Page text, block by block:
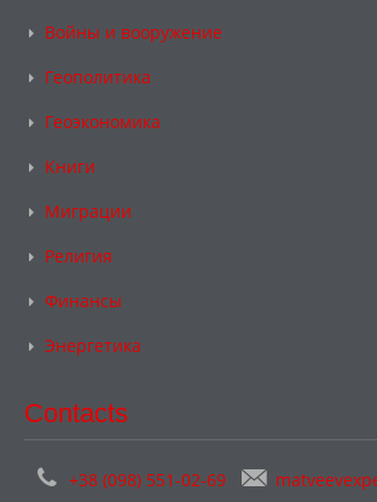
Войны и вооружение
Геополитика
Геоэкономика
Книги
Миграции
Религия
Финансы
Энергетика
Contacts
+38 (098) 551-02-69